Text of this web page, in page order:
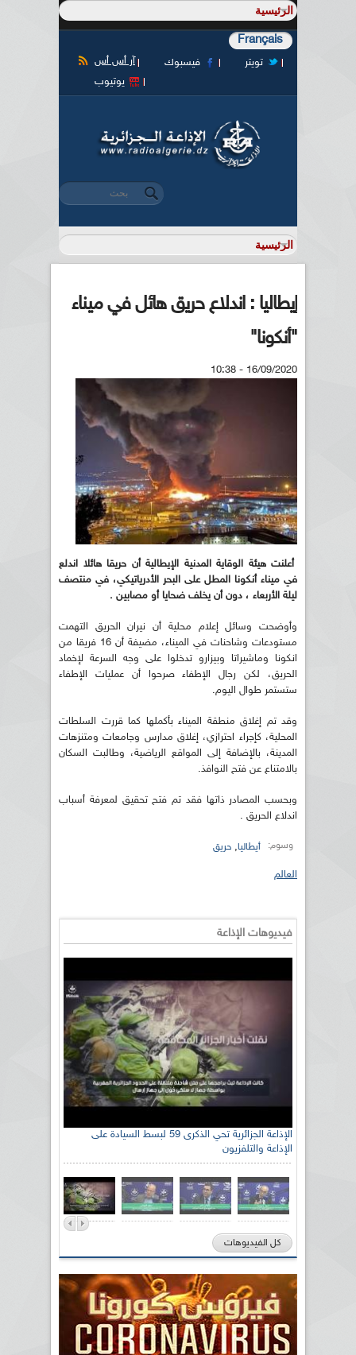
Français
آر أس أس فيسبوك
تويتر
يوتيوب
استمارة البحث
‏بحث ‏
إيطاليا : اندلاع حريق هائل في ميناء
"أنكونا"
16/09/2020 - 10:38
أعلنت هيئة الوقاية المدنية الإيطالية أن حريقا هائلا اندلع
في ميناء أنكونا المطل على البحر الأدرياتيكي، في منتصف
ليلة الأربعاء ، دون أن يخلف ضحايا أو مصابين .
وأوضحت وسائل إعلام محلية أن نيران الحريق التهمت
مستودعات وشاحنات في الميناء، مضيفة أن 16 فريقا من
انكونا وماشيراتا وبيزارو تدخلوا على وجه السرعة لإخماد
الحريق، لكن رجال الإطفاء صرحوا أن عمليات الإطفاء
ستستمر طوال اليوم.
وقد تم إغلاق منطقة الميناء بأكملها كما قررت السلطات
المحلية، كإجراء احترازي، إغلاق مدارس وجامعات ومتنزهات
المدينة، بالإضافة إلى المواقع الرياضية، وطالبت السكان
بالامتناع عن فتح النوافذ.
وبحسب المصادر ذاتها فقد تم فتح تحقيق لمعرفة أسباب
اندلاع الحريق .
وسوم: أيطاليا, حريق
العالم
فيديوهات الإذاعة
الإذاعة الجزائرية تحي الذكرى 59 لبسط السيادة على
الإذاعة والتلفزيون
كل الفيديوهات